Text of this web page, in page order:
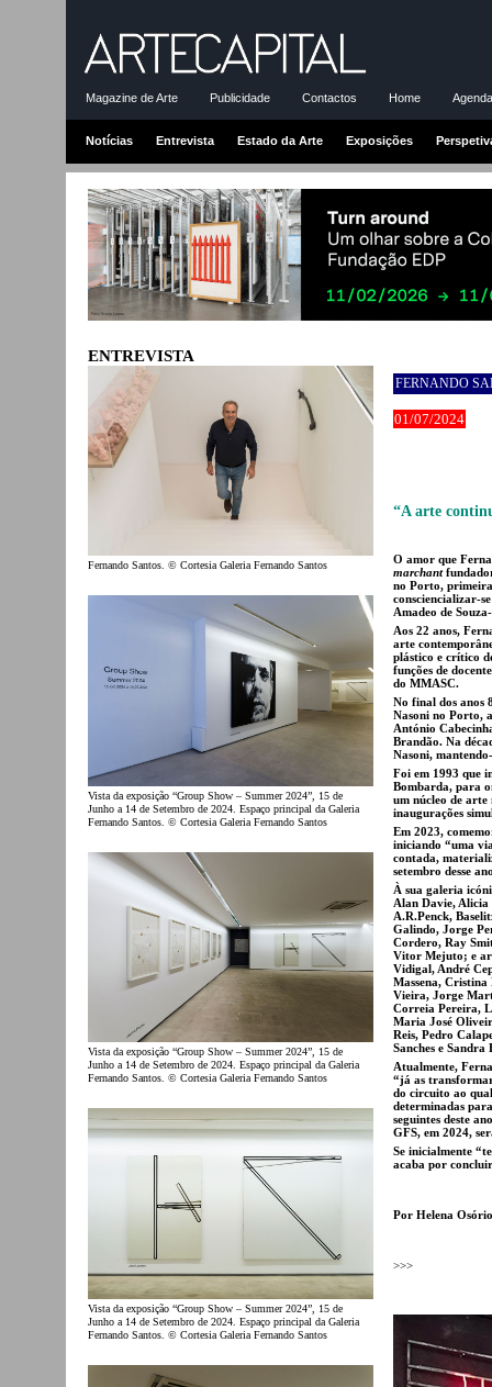
Magazine de Arte Publicidade Contactos Home
Notícias Entrevista Estado da Arte Exposições
ENTREVISTA
Fernando Santos. © Cortesia Galeria Fernando Santos
Vista da exposição “Group Show – Summer 2024”, 15 de
Junho a 14 de Setembro de 2024. Espaço principal da Galeria
Fernando Santos. © Cortesia Galeria Fernando Santos
Vista da exposição “Group Show – Summer 2024”, 15 de
Junho a 14 de Setembro de 2024. Espaço principal da Galeria
Fernando Santos. © Cortesia Galeria Fernando Santos
Vista da exposição “Group Show – Summer 2024”, 15 de
Junho a 14 de Setembro de 2024. Espaço principal da Galeria
Fernando Santos. © Cortesia Galeria Fernando Santos
FERNANDO
01/07/2024
“A arte
O amor que
marchant
no Porto,
consciencializar-
Amadeo de
Aos 22 anos,
arte
plástico e crítico
funções de
do MMASC.
No final dos anos
Nasoni no Porto,
António
Brandão. Na
Nasoni,
Foi em 1993 que
Bombarda, para
um núcleo de
inaugurações
Em 2023,
iniciando “uma
contada,
setembro desse
À sua galeria
Alan Davie, Alicia
A.R.Penck,
Galindo, Jorge
Cordero, Ray
Vitor Mejuto; e
Vidigal, André
Massena,
Vieira, Jorge
Correia Pereira,
Maria José
Reis, Pedro
Sanches e
Atualmente,
“já as
do circuito ao
determinadas
seguintes deste
GFS, em 2024,
Se inicialmente
acaba por
Por Helena Osório
>>>